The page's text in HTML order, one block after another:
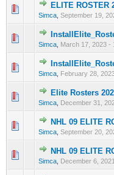
ELITE ROSTER
Simca September 19,
0 hlas(ů)
Simca March 17, 2023 -
0 hlas(ů)
Simca February 28,
0 hlas(ů)
Elite Rosters
Simca December 31,
0 hlas(ů)
NHL 09 ELITE
Simca September 20,
0 hlas(ů)
NHL 09 ELITE
Simca December 6,
0 hlas(ů)